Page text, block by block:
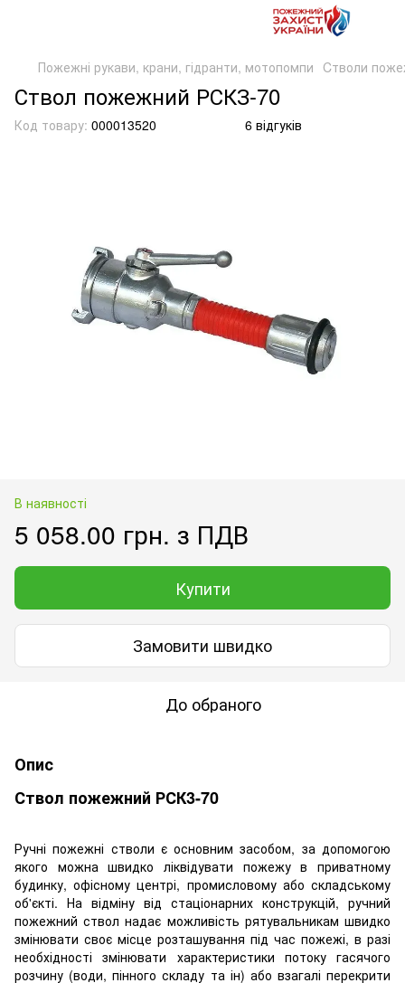
Пожежні рукави, крани, гідранти, мотопомпи Cтволи
Ствол пожежний РСКЗ-70
Код товару: 000013520 6 відгуків
В наявності
5 058.00 грн. з ПДВ
Купити
Замовити швидко
До обраного
Опис
Ствол пожежний РСК3-70
Ручні пожежні стволи є основним засобом, за допомогою
якого можна швидко ліквідувати пожежу в приватному
будинку, офісному центрі, промисловому або складському
об'єкті. На відміну від стаціонарних конструкцій, ручний
пожежний ствол надає можливість рятувальникам швидко
змінювати своє місце розташування під час пожежі, в разі
необхідності змінювати характеристики потоку гасячого
розчину (води, пінного складу та ін) або взагалі перекрити